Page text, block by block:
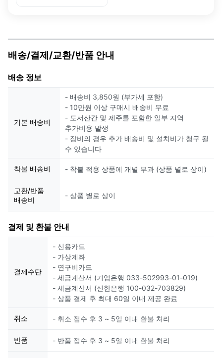
배송/결제/교환/반품 안내
배송 정보
기본 배송비
- 배송비 3,850원 (부가세 포함)
- 10만원 이상 구매시 배송비 무료
- 도서산간 및 제주를 포함한 일부 지역
추가비용 발생
- 장비의 경우 추가 배송비 및 설치비가 청구 될
수 있습니다
착불 배송비 - 착불 적용 상품에 개별 부과 (상품 별로 상이)
교환/반품
배송비
- 상품 별로 상이
결제 및 환불 안내
결제수단
- 신용카드
- 가상계좌
- 연구비카드
- 세금계산서 (기업은행 033-502993-01-019)
- 세금계산서 (신한은행 100-032-703829)
- 상품 결제 후 최대 60일 이내 제공 완료
취소 - 취소 접수 후 3 ~ 5일 이내 환불 처리
반품 - 반품 접수 후 3 ~ 5일 이내 환불 처리